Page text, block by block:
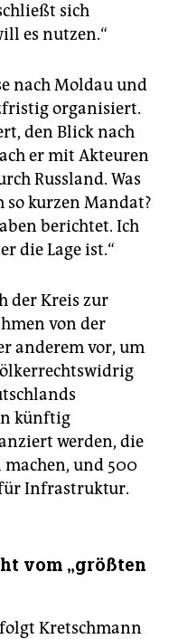
sich
es ­nutzen.“
nach Moldau und
organisiert.
den Blick nach
er mit Akteuren
Russland. Was
so kurzen Mandat?
berichtet. Ich
die Lage ist.“
der Kreis zur
von der
anderem vor, um
künftig
werden, die
und 500
Infrastruktur.
vom „größten
Kretschmann